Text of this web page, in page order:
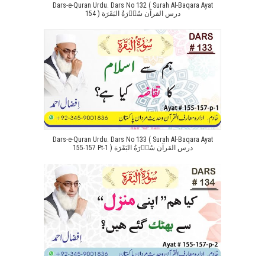
Dars-e-Quran Urdu. Dars No 132 ( Surah Al-Baqara Ayat
154 ) درس القرآن سُوۡرَةُ البَقَرَة
Dars-e-Quran Urdu. Dars No 133 ( Surah Al-Baqara Ayat
155-157 Pt-1 ) درس القرآن سُوۡرَةُ البَقَرَة